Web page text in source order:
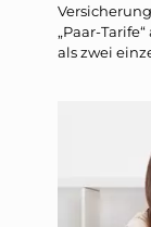
„Paar-
als zwei